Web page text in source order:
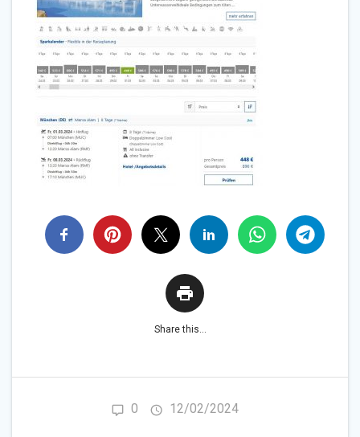
Share this...
0 12/02/2024